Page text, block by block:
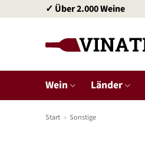
✓ Über 2.000 Weine
Wein Länder
Start » Sonstige